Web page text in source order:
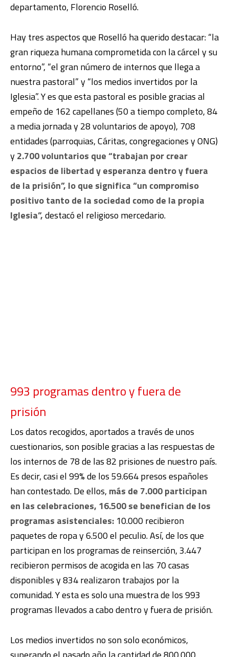
departamento, Florencio Roselló.
Hay tres aspectos que Roselló ha querido destacar: “la
gran riqueza humana comprometida con la cárcel y su
entorno”, “el gran número de internos que llega a
nuestra pastoral” y “los medios invertidos por la
Iglesia”. Y es que esta pastoral es posible gracias al
empeño de 162 capellanes (50 a tiempo completo, 84
a media jornada y 28 voluntarios de apoyo), 708
entidades (parroquias, Cáritas, congregaciones y ONG)
y2.700 voluntarios que “trabajan por crear
espacios de libertad y esperanza dentro y fuera
de la prisión”, lo que significa “un compromiso
positivo tanto de la sociedad como de la propia
Iglesia”,destacó el religioso mercedario.
993 programas dentro y fuera de
prisión
Los datos recogidos, aportados a través de unos
cuestionarios, son posible gracias a las respuestas de
los internos de 78 de las 82 prisiones de nuestro país.
Es decir, casi el 99% de los 59.664 presos españoles
han contestado. De ellos, más de 7.000 participan
en las celebraciones, 16.500 se benefician de los
programas asistenciales: 10.000 recibieron
paquetes de ropa y 6.500 el peculio. Así, de los que
participan en los programas de reinserción, 3.447
recibieron permisos de acogida en las 70 casas
disponibles y 834 realizaron trabajos por la
comunidad. Y esta es solo una muestra de los 993
programas llevados a cabo dentro y fuera de prisión.
Los medios invertidos no son solo económicos,